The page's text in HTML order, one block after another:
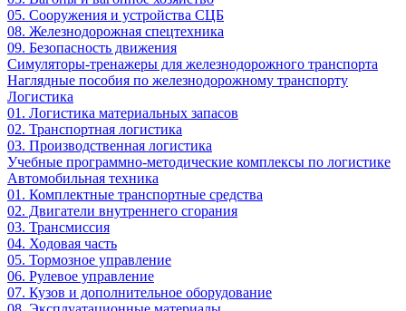
05. Сооружения и устройства СЦБ
08. Железнодорожная спецтехника
09. Безопасность движения
Симуляторы-тренажеры для железнодорожного транспорта
Наглядные пособия по железнодорожному транспорту
Логистика
01. Логистика материальных запасов
02. Транспортная логистика
03. Производственная логистика
Учебные программно-методические комплексы по логистике
Автомобильная техника
01. Комплектные транспортные средства
02. Двигатели внутреннего сгорания
03. Трансмиссия
04. Ходовая часть
05. Тормозное управление
06. Рулевое управление
07. Кузов и дополнительное оборудование